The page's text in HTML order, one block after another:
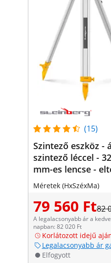
(15)
Szintező eszköz -
szintező léccel -
mm-es lencse -
levegő
Méretek (HxSzéxMa)
79 560 Ft82
A legalacsonyabb ár a
napban: 82 020 Ft
Korlátozott idejű
Legalacsonyabb ár
Elfogyott